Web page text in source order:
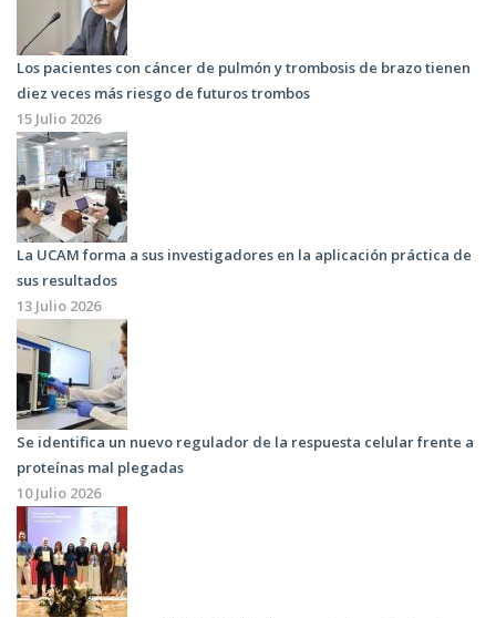
Los pacientes con cáncer de pulmón y trombosis de brazo tienen
diez veces más riesgo de futuros trombos
15 Julio 2026
La UCAM forma a sus investigadores en la aplicación práctica de
sus resultados
13 Julio 2026
Se identifica un nuevo regulador de la respuesta celular frente a
proteínas mal plegadas
10 Julio 2026